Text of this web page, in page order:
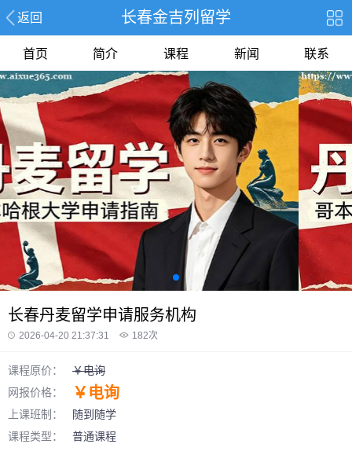
返回 长春金吉列留学
首页 简介 课程 新闻 联系
长春丹麦留学申请服务机构
2026-04-20 21:37:31 182次
课程原价：
￥电询
网报价格：
￥电询
上课班制：
随到随学
课程类型：
普通课程